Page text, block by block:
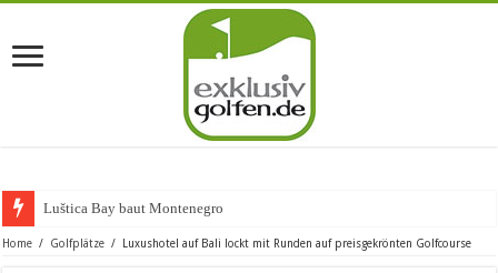
Luštica Bay baut Montenegros erste Go
Home / Golfplätze / Luxushotel auf Bali lockt mit Runden auf preisgekrönten Golfcourse